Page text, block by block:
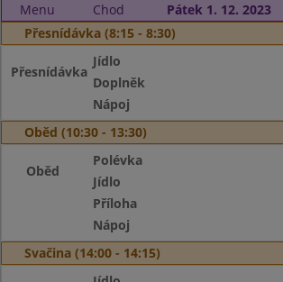
Menu Chod
Pátek 1. 12. 2023
Přesnídávka (8:15 - 8:30)
Přesnídávka
Jídlo
Doplněk
Nápoj
Oběd (10:30 - 13:30)
Oběd
Polévka
Jídlo
Příloha
Nápoj
Svačina (14:00 - 14:15)